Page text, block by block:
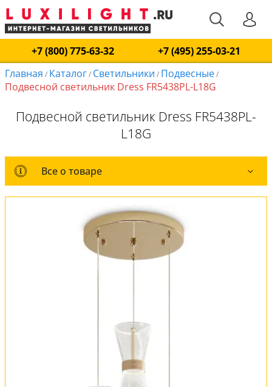
+7 (800) 775-63-32
+7 (495) 255-03-21
Главная / Каталог/ Светильники / Подвесные/
Подвесной светильник Dress FR5438PL-L18G
Подвесной светильник Dress FR5438PL-
L18G
Все о товаре
Все о товаре
Комплект лампочек
Оплата и доставка